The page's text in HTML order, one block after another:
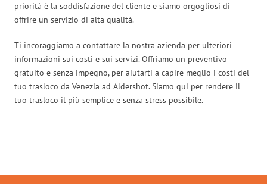
priorità è la soddisfazione del cliente e siamo orgogliosi di
offrire un servizio di alta qualità.
Ti incoraggiamo a contattare la nostra azienda per ulteriori
informazioni sui costi e sui servizi. Offriamo un preventivo
gratuito e senza impegno, per aiutarti a capire meglio i costi del
tuo trasloco da Venezia ad Aldershot. Siamo qui per rendere il
tuo trasloco il più semplice e senza stress possibile.